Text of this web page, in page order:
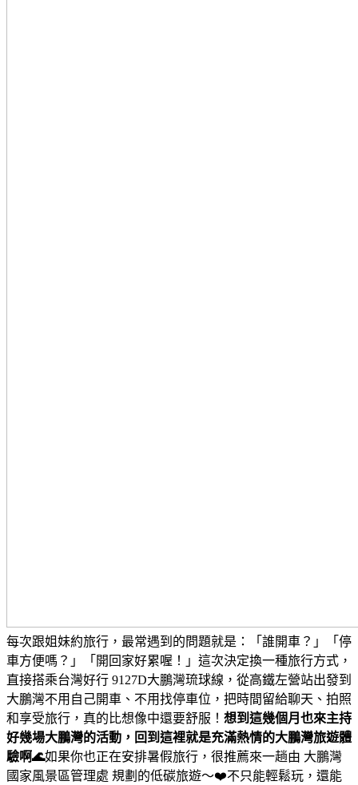
每次跟姐妹約旅行，最常遇到的問題就是：「誰開車？」「停
車方便嗎？」「開回家好累喔！」 這次決定換一種旅行方式，
直接搭乘台灣好行 9127D大鵬灣琉球線，從高鐵左營站出發到
大鵬灣不用自己開車、不用找停車位，把時間留給聊天、拍照
和享受旅行，真的比想像中還要舒服！ 想到這幾個月也來主持
好幾場大鵬灣的活動，回到這裡就是充滿熱情的大鵬灣旅遊體
驗啊🌊如果你也正在安排暑假旅行，很推薦來一趟由 大鵬灣
國家風景區管理處 規劃的低碳旅遊～❤️不只能輕鬆玩，還能